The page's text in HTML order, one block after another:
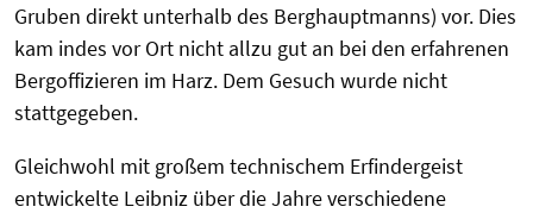
Gruben direkt unterhalb des Berghauptmanns) vor. Dies
kam indes vor Ort nicht allzu gut an bei den erfahrenen
Bergoffizieren im Harz. Dem Gesuch wurde nicht
stattgegeben.
Gleichwohl mit großem technischem Erfindergeist
entwickelte Leibniz über die Jahre verschiedene